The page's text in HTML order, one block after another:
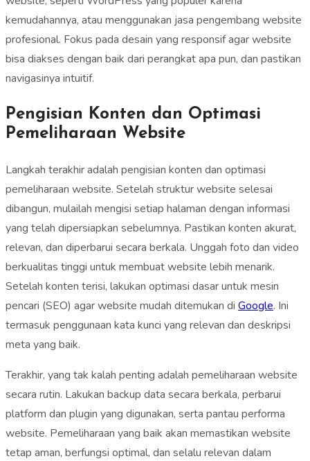
kemudahannya, atau menggunakan jasa pengembang website
profesional. Fokus pada desain yang responsif agar website
bisa diakses dengan baik dari perangkat apa pun, dan pastikan
navigasinya intuitif.
Pengisian Konten dan Optimasi
Pemeliharaan Website
Langkah terakhir adalah pengisian konten dan optimasi
pemeliharaan website. Setelah struktur website selesai
dibangun, mulailah mengisi setiap halaman dengan informasi
yang telah dipersiapkan sebelumnya. Pastikan konten akurat,
relevan, dan diperbarui secara berkala. Unggah foto dan video
berkualitas tinggi untuk membuat website lebih menarik.
Setelah konten terisi, lakukan optimasi dasar untuk mesin
pencari (SEO) agar website mudah ditemukan di Google. Ini
termasuk penggunaan kata kunci yang relevan dan deskripsi
meta yang baik.
Terakhir, yang tak kalah penting adalah pemeliharaan website
secara rutin. Lakukan backup data secara berkala, perbarui
platform dan plugin yang digunakan, serta pantau performa
website. Pemeliharaan yang baik akan memastikan website
tetap aman, berfungsi optimal, dan selalu relevan dalam